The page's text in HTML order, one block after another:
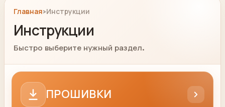
Главная›Инструкции
Инструкции
Быстро выберите нужный раздел.
ПРОШИВКИ